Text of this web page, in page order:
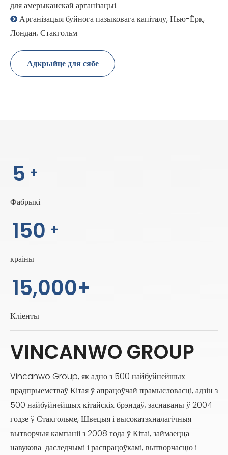
для амерыканскай арганізацыі.
 Арганізацыя буйнога пазыковага капіталу, Нью-Ёрк,
Лондан, Стакгольм.
Адкрыйце для сябе
5 +
Фабрыкі
150 +
краіны
15,000+
Кліенты
VINCANWO GROUP
Vincanwo Group, як адно з 500 найбуйнейшых
прадпрыемстваў Кітая ў апрацоўчай прамысловасці, адзін з
500 найбуйнейшых кітайскіх брэндаў, заснаваны ў 2004
годзе ў Стакгольме, Швецыя і высокатэхналагічныя
вытворчыя кампаніі з 2008 года ў Кітаі, займаецца
навукова-даследчымі і распрацоўкамі, вытворчасцю і